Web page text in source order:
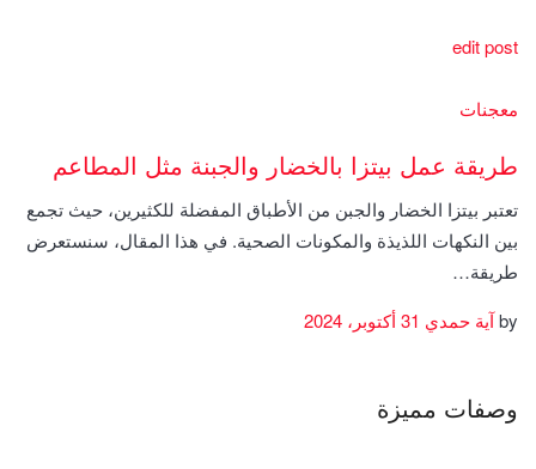
edit post
معجنات
طريقة عمل بيتزا بالخضار والجبنة مثل المطاعم
تعتبر بيتزا الخضار والجبن من الأطباق المفضلة للكثيرين، حيث تجمع
بين النكهات اللذيذة والمكونات الصحية. في هذا المقال، سنستعرض
طريقة…
byآية حمدي
وصفات مميزة